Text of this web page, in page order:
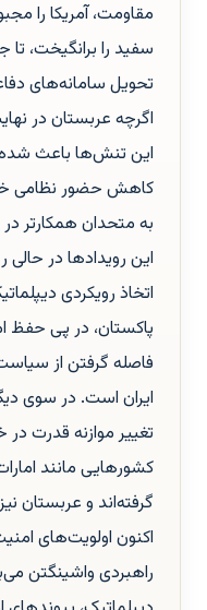
مقاومت، آمریکا را
سفید را برانگیخت، تا
تحویل سامانه‌های
اگرچه عربستان در
این تنش‌ها باعث
کاهش حضور نظامی
به متحدان همکارتر
این رویدادها در
اتخاذ رویکردی
پاکستان، در پی حفظ
فاصله گرفتن از
ایران است. در سوی
تغییر موازنه قدرت
کشورهایی مانند
گرفته‌اند و عربستان
اکنون اولویت‌های
راهبردی واشینگتن